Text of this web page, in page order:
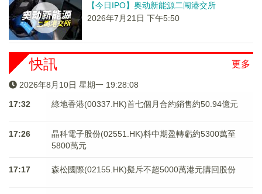
【今日IPO】奥动新能源二闯港交所
2026年7月21日 下午5:50
更多
快訊
2026年8月10日 星期一 19:28:09
17:32 綠地香港(00337.HK)首七個月合約銷售約50.94億元
17:26
晶科電子股份(02551.HK)料中期盈轉虧約5300萬至
5800萬元
17:17 森松國際(02155.HK)擬斥不超5000萬港元購回股份